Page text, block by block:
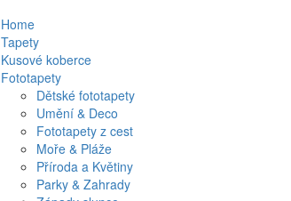
Home
Tapety
Kusové koberce
Fototapety
Dětské fototapety
Umění & Deco
Fototapety z cest
Moře & Pláže
Příroda a Květiny
Parky & Zahrady